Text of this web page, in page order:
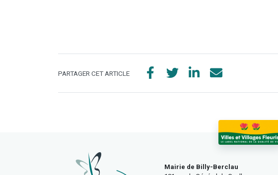
PARTAGER CET ARTICLE
Mairie de Billy-Berclau